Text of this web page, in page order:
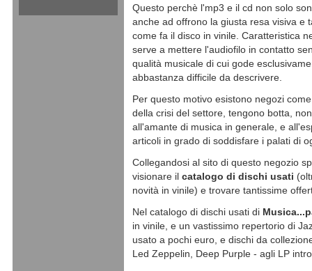
Questo perchè l'mp3 e il cd non solo
anche ad offrono la giusta resa visiva e
come fa il disco in vinile. Caratteristica
serve a mettere l'audiofilo in contatto
qualità musicale di cui gode
abbastanza difficile da descrivere.
Per questo motivo esistono negozi
della crisi del settore, tengono botta,
all'amante di musica in generale, e
articoli in grado di soddisfare i palati di
Collegandosi al sito di questo negozio
visionare il catalogo di dischi usati
novità in vinile) e trovare tantissime
Nel catalogo di dischi usati di
in vinile, e un vastissimo repertorio di
usato a pochi euro, e dischi da
Led Zeppelin, Deep Purple - agli LP